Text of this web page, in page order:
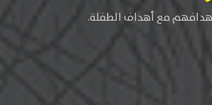
مع أهداف الطفلة.